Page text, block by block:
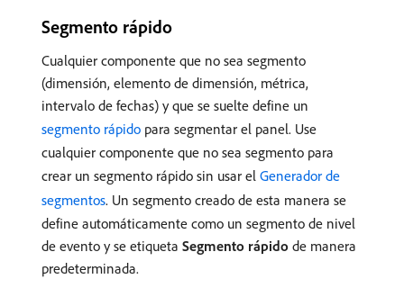
Segmento rápido
Cualquier componente que no sea segmento
(dimensión, elemento de dimensión, métrica,
intervalo de fechas) y que se suelte define un
segmento rápido para segmentar el panel. Use
cualquier componente que no sea segmento para
crear un segmento rápido sin usar el Generador de
segmentos. Un segmento creado de esta manera se
define automáticamente como un segmento de nivel
de evento y se etiqueta Segmento rápido de manera
predeterminada.